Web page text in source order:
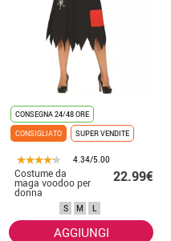
CONSEGNA 24/48 ORE
CONSIGLIATO
SUPER VENDITE
4.34/5.00
Costume da
maga voodoo per
donna
22.99€
S M L
AGGIUNGI